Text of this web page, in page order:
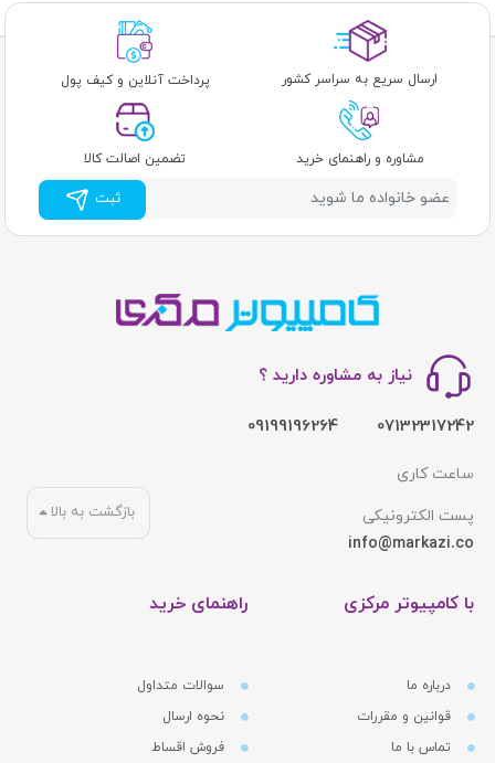
ارسال سریع به سراسر کشور پرداخت آنلاین و کیف پول
مشاوره و راهنمای خرید تضمین اصالت کالا
ثبت
نیاز به مشاوره دارید ؟
07132317242
09199196264
ساعت کاری
پست الکترونیکی
info@markazi.co
با کامپیوتر مرکزی
درباره ما
قوانین و مقررات
تماس با ما
راهنمای خرید
سوالات متداول
نحوه ارسال
فروش اقساط
بازگشت به بالا